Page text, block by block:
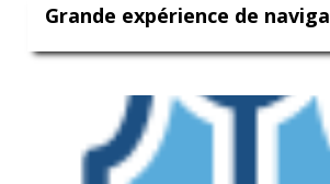
Grande expérience de